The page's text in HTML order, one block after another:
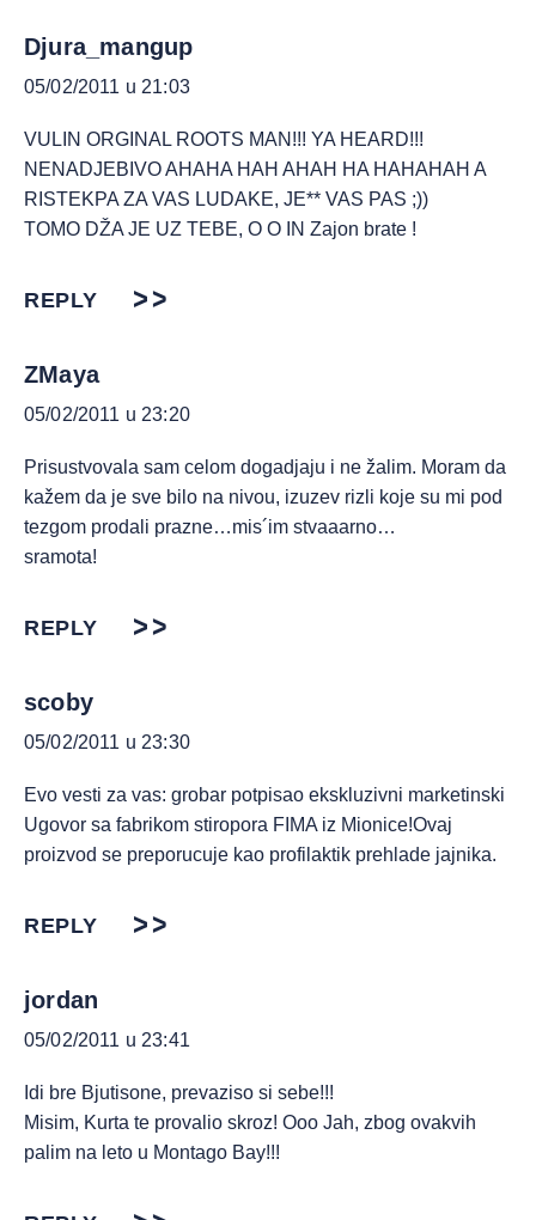
Djura_mangup
05/02/2011 u 21:03
VULIN ORGINAL ROOTS MAN!!! YA HEARD!!!
NENADJEBIVO AHAHA HAH AHAH HA HAHAHAH A
RISTEKPA ZA VAS LUDAKE, JE** VAS PAS ;))
TOMO DŽA JE UZ TEBE, O O IN Zajon brate !
REPLY
ZMaya
05/02/2011 u 23:20
Prisustvovala sam celom dogadjaju i ne žalim. Moram da
kažem da je sve bilo na nivou, izuzev rizli koje su mi pod
tezgom prodali prazne…mis´im stvaaarno…
sramota!
REPLY
scoby
05/02/2011 u 23:30
Evo vesti za vas: grobar potpisao ekskluzivni marketinski
Ugovor sa fabrikom stiropora FIMA iz Mionice!Ovaj
proizvod se preporucuje kao profilaktik prehlade jajnika.
REPLY
jordan
05/02/2011 u 23:41
Idi bre Bjutisone, prevaziso si sebe!!!
Misim, Kurta te provalio skroz! Ooo Jah, zbog ovakvih
palim na leto u Montago Bay!!!